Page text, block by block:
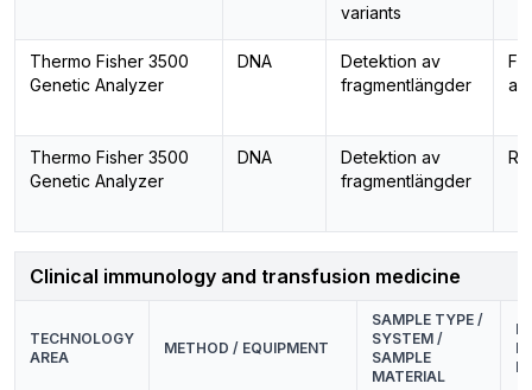
variants
Thermo Fisher 3500
Genetic Analyzer
DNA
Detektion av
fragmentlängder
Thermo Fisher 3500
Genetic Analyzer
DNA
Detektion av
fragmentlängder
Clinical immunology and transfusion medicine
TECHNOLOGY
AREA
METHOD / EQUIPMENT
SAMPLE TYPE /
SYSTEM /
SAMPLE
MATERIAL